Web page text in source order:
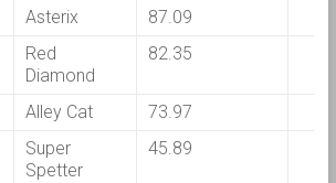
Asterix
87.09
Red
Diamond
82.35
Alley Cat
73.97
Super
Spetter
45.89